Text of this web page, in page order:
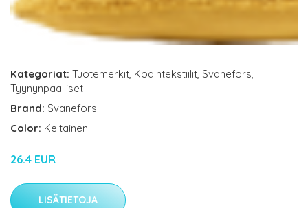
Kategoriat: Tuotemerkit, Kodintekstiilit, Svanefors,
Tyynynpäälliset
Brand: Svanefors
Color: Keltainen
26.4 EUR
LISÄTIETOJA